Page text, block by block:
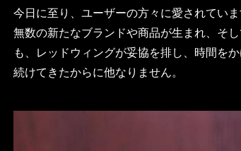
今日に至り、ユーザーの方々に愛されていま
無数の新たなブランドや商品が生まれ、そ
も、レッドウィングが妥協を排し、時間を
続けてきたからに他なりません。